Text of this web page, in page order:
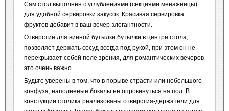
Сам стол выполнен с углублениями (секциями менажницы)
для удобной сервировки закусок. Красивая сервировка
фруктов добавит в ваш вечер элегантности.
Отверстие для винной бутылки бутылки в центре стола,
позволяет держать сосуд всегда под рукой, при этом он не
перекрывает собой поле зрения, для романтических вечеров
это очень важно.
Будьте уверены в том, что в порыве страсти или небольшого
конфуза, наполненые бокалы не опрокинуться на пол. В
констукции столика реализованы отверстия-держатели для